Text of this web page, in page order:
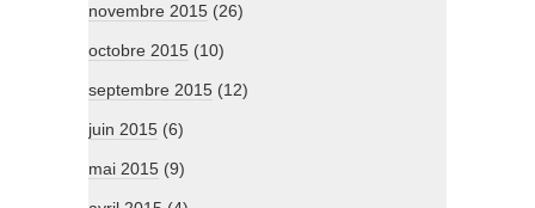
novembre 2015 (26)
octobre 2015 (10)
septembre 2015 (12)
juin 2015 (6)
mai 2015 (9)